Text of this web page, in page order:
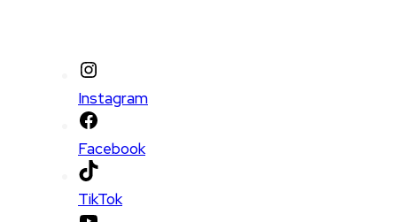
Instagram
Facebook
TikTok